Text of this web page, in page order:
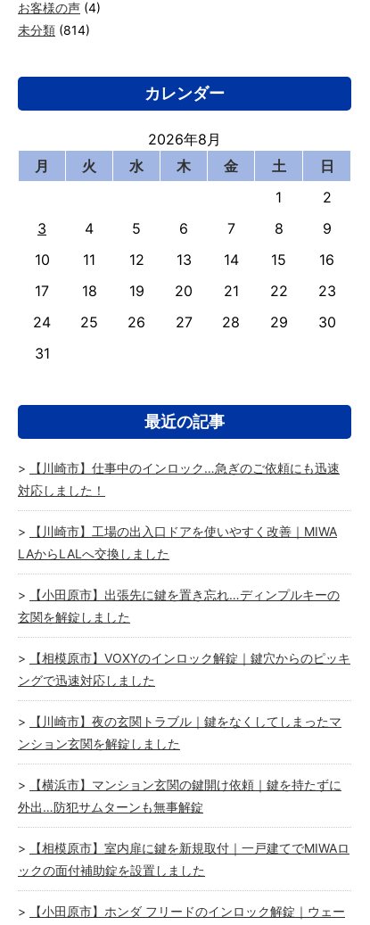
お客様の声 (4)
未分類 (814)
カレンダー
2026年8月
月
火 水 木 金 土
日
1
2
3
4 5 6 7 8
9
10
11 12 13 14 15
16
17
18 19 20 21 22
23
24
25 26 27 28 29
30
31
最近の記事
【川崎市】仕事中のインロック…急ぎのご依頼にも迅速
対応しました！
【川崎市】工場の出入口ドアを使いやすく改善｜MIWA
LAからLALへ交換しました
【小田原市】出張先に鍵を置き忘れ…ディンプルキーの
玄関を解錠しました
【相模原市】VOXYのインロック解錠｜鍵穴からのピッキ
ングで迅速対応しました
【川崎市】夜の玄関トラブル｜鍵をなくしてしまったマ
ンション玄関を解錠しました
【横浜市】マンション玄関の鍵開け依頼｜鍵を持たずに
外出…防犯サムターンも無事解錠
【相模原市】室内扉に鍵を新規取付｜一戸建てでMIWAロ
ックの面付補助錠を設置しました
【小田原市】ホンダ フリードのインロック解錠｜ウェー